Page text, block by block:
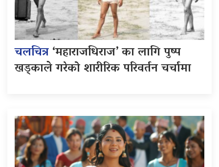
चलचित्र‘महाराजधिराज’ का लागि पुष्प
खड्काले गरेको शारीरिक परिवर्तन चर्चामा